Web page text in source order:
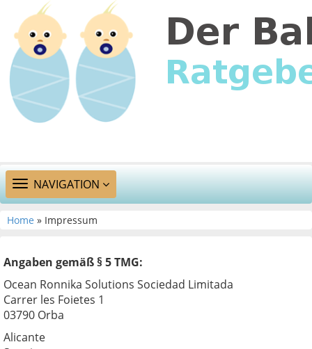
TOGGLE
NAVIGATION
NAVIGATION
Home » Impressum
Angaben gemäß § 5 TMG:
Ocean Ronnika Solutions Sociedad Limitada
Carrer les Foietes 1
03790 Orba
Alicante